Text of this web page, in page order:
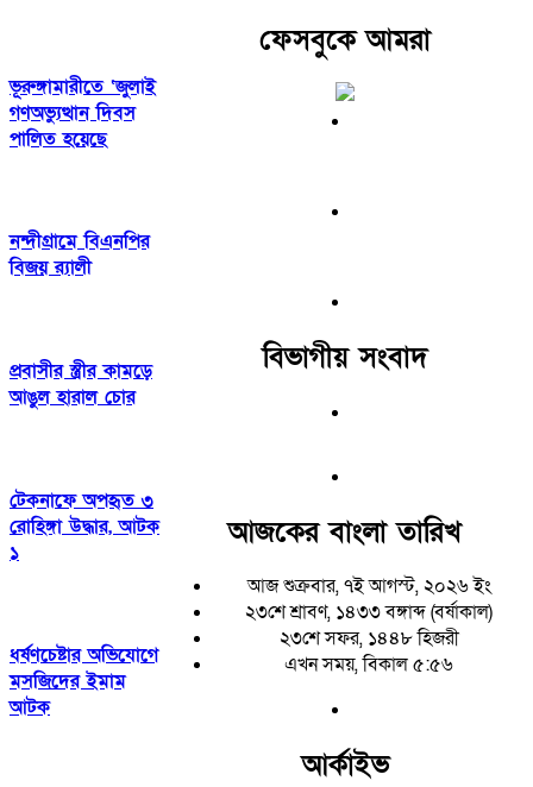
ভূরুঙ্গামারীতে ‘জুলাই
গণঅভ্যুত্থান দিবস
পালিত হয়েছে
নন্দীগ্রামে বিএনপির
বিজয় র‌্যালী
প্রবাসীর স্ত্রীর কামড়ে
আঙুল হারাল চোর
টেকনাফে অপহৃত ৩
রোহিঙ্গা উদ্ধার, আটক
১
ধর্ষণচেষ্টার অভিযোগে
মসজিদের ইমাম
আটক
ফেসবুকে আমরা
বিভাগীয় সংবাদ
আজকের বাংলা তারিখ
আজ শুক্রবার, ৭ই আগস্ট, ২০২৬ ইং
২৩শে শ্রাবণ, ১৪৩৩ বঙ্গাব্দ (বর্ষাকাল)
২৩শে সফর, ১৪৪৮ হিজরী
এখন সময়, বিকাল ৫:৫৬
আর্কাইভ